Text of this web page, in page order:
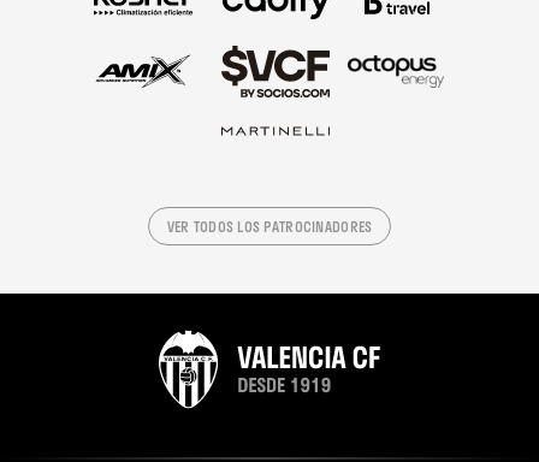
VER TODOS LOS PATROCINADORES